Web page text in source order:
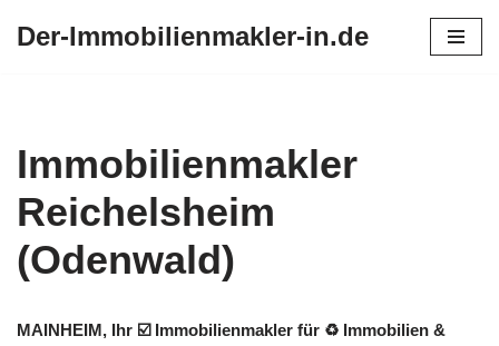
Der-Immobilienmakler-in.de
Immobilienmakler
Reichelsheim
(Odenwald)
MAINHEIM, Ihr ☑️ Immobilienmakler für ♻ Immobilien &